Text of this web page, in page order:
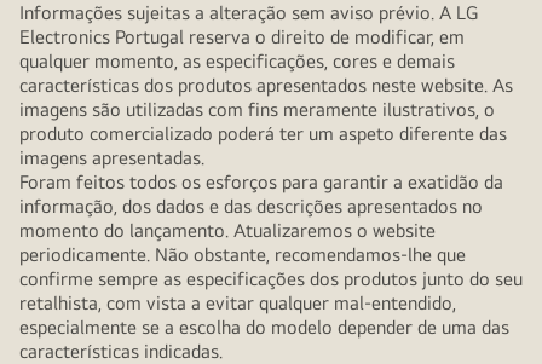
Informações sujeitas a alteração sem aviso prévio. A LG
Electronics Portugal reserva o direito de modificar, em
qualquer momento, as especificações, cores e demais
características dos produtos apresentados neste website. As
imagens são utilizadas com fins meramente ilustrativos, o
produto comercializado poderá ter um aspeto diferente das
imagens apresentadas.
Foram feitos todos os esforços para garantir a exatidão da
informação, dos dados e das descrições apresentados no
momento do lançamento. Atualizaremos o website
periodicamente. Não obstante, recomendamos-lhe que
confirme sempre as especificações dos produtos junto do seu
retalhista, com vista a evitar qualquer mal-entendido,
especialmente se a escolha do modelo depender de uma das
características indicadas.